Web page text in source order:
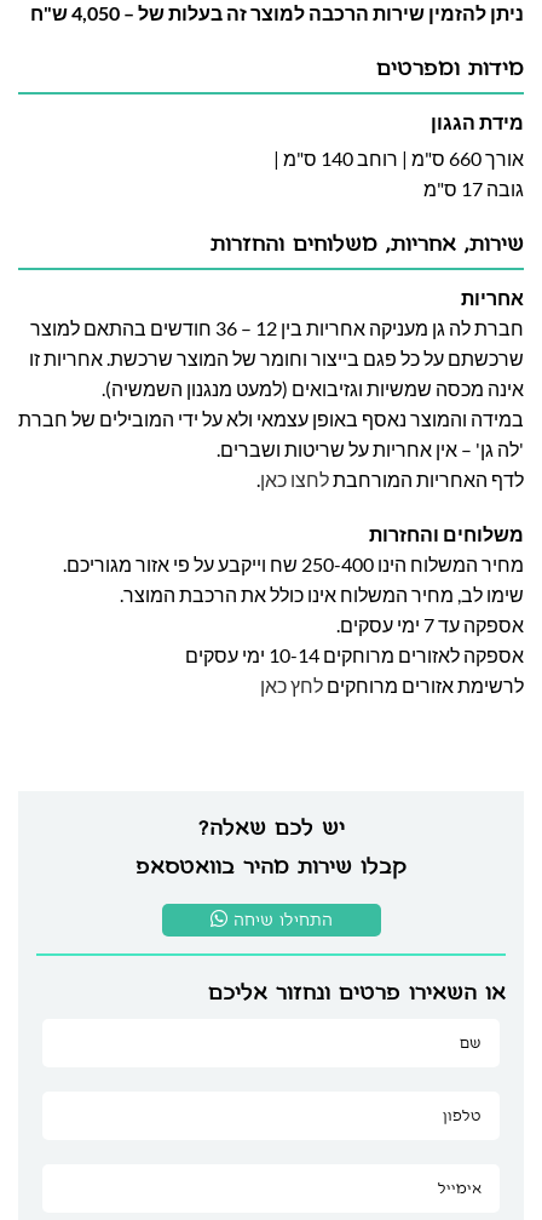
ניתן להזמין שירות הרכבה למוצר זה בעלות של – 4,050 ש"ח
מידות ומפרטים
מידת הגגון
אורך 660 ס"מ | רוחב 140 ס"מ |
גובה 17 ס"מ
יש לכם שאלה?
קבלו שירות מהיר בוואטסאפ
התחילו שיחה
או השאירו פרטים ונחזור אליכם
שירות, אחריות, משלוחים והחזרות
אחריות
חברת לה גן מעניקה אחריות בין 12 – 36 חודשים בהתאם למוצר
שרכשתם על כל פגם בייצור וחומר של המוצר שרכשת. אחריות זו
אינה מכסה שמשיות וגזיבואים (למעט מנגנון השמשיה).
במידה והמוצר נאסף באופן עצמאי ולא על ידי המובילים של חברת
'לה גן' – אין אחריות על שריטות ושברים.
לדף האחריות המורחבתלחצו כאן.
משלוחים והחזרות
מחיר המשלוח הינו 250-400 שח וייקבע על פי אזור מגוריכם.
שימו לב, מחיר המשלוח אינו כולל את הרכבת המוצר.
אספקה עד 7 ימי עסקים.
אספקה לאזורים מרוחקים 10-14 ימי עסקים
לרשימת אזורים מרוחקים לחץ כאן